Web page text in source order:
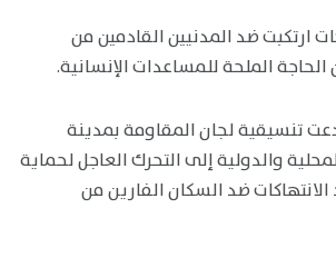
ارتكبت ضد المدنيين القادمين من
الملحة للمساعدات الإنسانية.
تنسيقية لجان المقاومة بمدينة
والدولية إلى التحرك العاجل لحماية
الانتهاكات ضد السكان الفارين من